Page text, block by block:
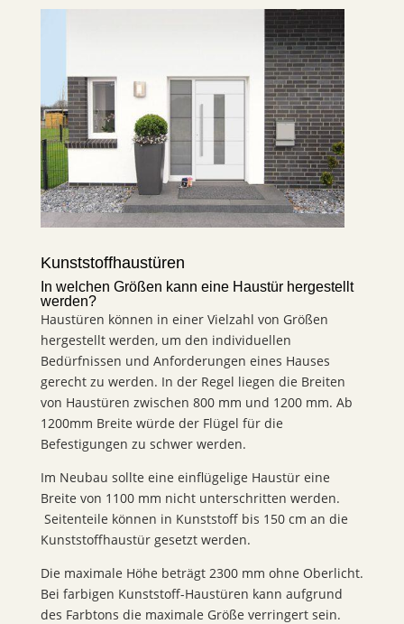
Kunststoffhaustüren
In welchen Größen kann eine Haustür hergestellt
werden?
Haustüren können in einer Vielzahl von Größen
hergestellt werden, um den individuellen
Bedürfnissen und Anforderungen eines Hauses
gerecht zu werden. In der Regel liegen die Breiten
von Haustüren zwischen 800 mm und 1200 mm. Ab
1200mm Breite würde der Flügel für die
Befestigungen zu schwer werden.
Im Neubau sollte eine einflügelige Haustür eine
Breite von 1100 mm nicht unterschritten werden.
Seitenteile können in Kunststoff bis 150 cm an die
Kunststoffhaustür gesetzt werden.
Die maximale Höhe beträgt 2300 mm ohne Oberlicht.
Bei farbigen Kunststoff-Haustüren kann aufgrund
des Farbtons die maximale Größe verringert sein.